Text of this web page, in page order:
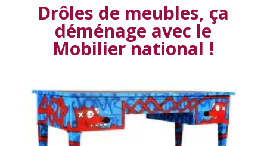
Drôles de meubles, ça
déménage avec le
Mobilier national !